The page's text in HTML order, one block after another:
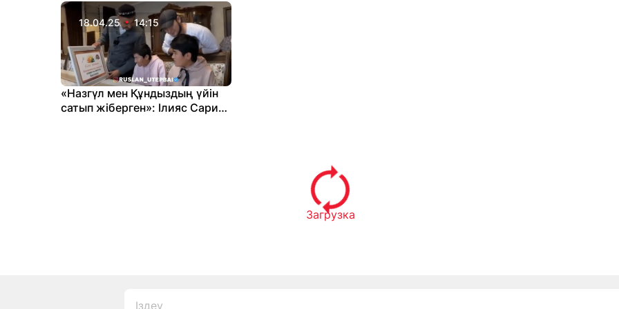
18.04.25 14:15
«Назгүл мен Құндыздың үйін
сатып жіберген»: Ілияс Сариев
Загрузка